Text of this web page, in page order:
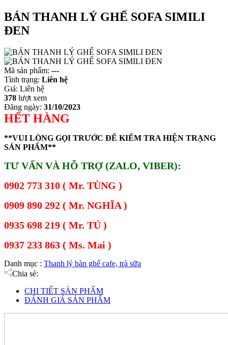
BÁN THANH LÝ GHẾ SOFA SIMILI
ĐEN
Mã sản phẩm: ---
Tình trạng: Liên hệ
Giá: Liên hệ
378 lượt xem
Đăng ngày: 31/10/2023
HẾT HÀNG
**VUI LÒNG GỌI TRƯỚC ĐỂ KIỂM TRA HIỆN TRẠNG
SẢN PHẨM**
TƯ VẤN VÀ HỖ TRỢ (ZALO, VIBER):
0902 773 310 ( Mr. TÙNG )
0909 890 292 ( Mr. NGHĨA )
0935 698 219 ( Mr. TÚ )
0937 233 863 ( Ms. Mai )
Danh mục : Thanh lý bàn ghế cafe, trà sữa
Chia sẻ:
CHI TIẾT SẢN PHẨM
ĐÁNH GIÁ SẢN PHẨM